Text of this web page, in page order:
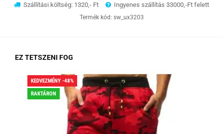
Szállítási költség: 1320,- Ft Ingyenes szállítás 33000,-Ft felett
Termék kód: sw_ux3203
EZ TETSZENI FOG
KEDVEZMÉNY -48%
RAKTÁRON